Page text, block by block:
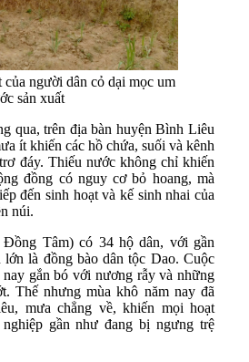
của người dân cỏ dại mọc um
sản xuất
qua, trên địa bàn huyện Bình Liêu
ít khiến các hồ chứa, suối và kênh
đáy. Thiếu nước không chỉ khiến
đồng có nguy cơ bỏ hoang, mà
đến sinh hoạt và kế sinh nhai của
núi.
Tâm) có 34 hộ dân, với gần
lớn là đồng bào dân tộc Dao. Cuộc
gắn bó với nương rẫy và những
Thế nhưng mùa khô năm nay đã
mưa chẳng về, khiến mọi hoạt
gần như đang bị ngưng trệ